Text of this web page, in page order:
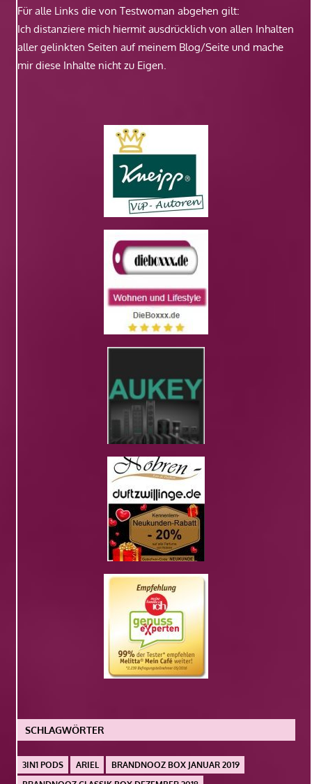
Für alle Links die von Testwoman abgehen gilt:
Ich distanziere mich hiermit ausdrücklich von allen Inhalten
aller gelinkten Seiten auf meinem Blog/Seite und mache
mir diese Inhalte nicht zu Eigen.
SCHLAGWÖRTER
3IN1 PODS ARIEL
BRANDNOOZ BOX JANUAR 2019